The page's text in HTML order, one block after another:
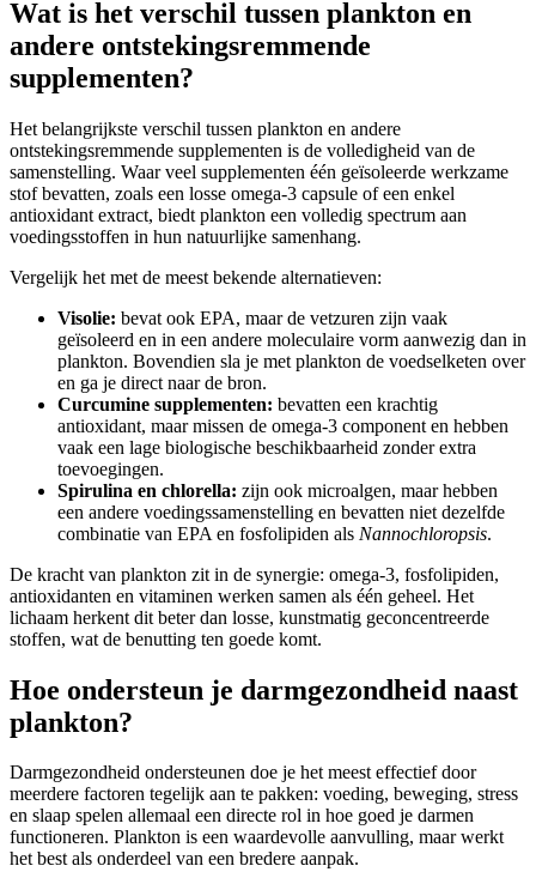
Wat is het verschil tussen plankton en
andere ontstekingsremmende
supplementen?
Het belangrijkste verschil tussen plankton en andere
ontstekingsremmende supplementen is de volledigheid van de
samenstelling. Waar veel supplementen één geïsoleerde werkzame
stof bevatten, zoals een losse omega-3 capsule of een enkel
antioxidant extract, biedt plankton een volledig spectrum aan
voedingsstoffen in hun natuurlijke samenhang.
Vergelijk het met de meest bekende alternatieven:
Visolie: bevat ook EPA, maar de vetzuren zijn vaak
geïsoleerd en in een andere moleculaire vorm aanwezig dan in
plankton. Bovendien sla je met plankton de voedselketen over
en ga je direct naar de bron.
Curcumine supplementen: bevatten een krachtig
antioxidant, maar missen de omega-3 component en hebben
vaak een lage biologische beschikbaarheid zonder extra
toevoegingen.
Spirulina en chlorella: zijn ook microalgen, maar hebben
een andere voedingssamenstelling en bevatten niet dezelfde
combinatie van EPA en fosfolipiden als Nannochloropsis.
De kracht van plankton zit in de synergie: omega-3, fosfolipiden,
antioxidanten en vitaminen werken samen als één geheel. Het
lichaam herkent dit beter dan losse, kunstmatig geconcentreerde
stoffen, wat de benutting ten goede komt.
Hoe ondersteun je darmgezondheid naast
plankton?
Darmgezondheid ondersteunen doe je het meest effectief door
meerdere factoren tegelijk aan te pakken: voeding, beweging, stress
en slaap spelen allemaal een directe rol in hoe goed je darmen
functioneren. Plankton is een waardevolle aanvulling, maar werkt
het best als onderdeel van een bredere aanpak.